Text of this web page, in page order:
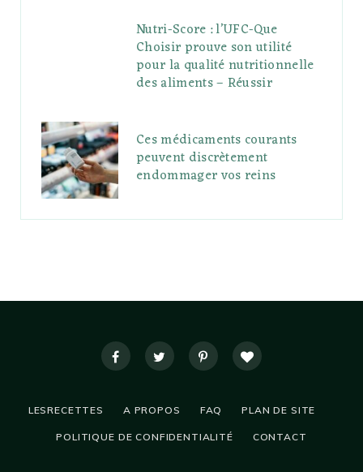
Nutri-Score : l’UFC-Que
Choisir prouve son utilité
pour la qualité nutritionnelle
des aliments – Réussir
Ces médicaments courants
peuvent discrètement
endommager vos reins
LESRECETTES A PROPOS FAQ PLAN DE SITE
POLITIQUE DE CONFIDENTIALITÉ CONTACT